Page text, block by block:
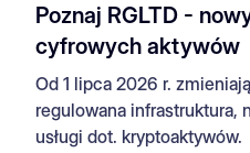
Poznaj RGLTD -
cyfrowych aktywów
Od 1 lipca 2026 r.
regulowana infrastruktura,
usługi dot. kryptoaktywów.